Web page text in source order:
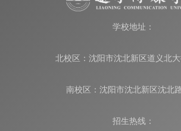
学校地址：
北校区：沈阳市沈北新区道义北
南校区：沈阳市沈北新区沈北
招生热线：